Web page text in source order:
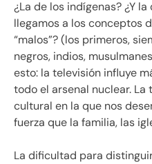
¿La de los indígenas? ¿Y
llegamos a los conceptos
“malos”? (los primeros,
negros, indios,
esto: la televisión influye
todo el arsenal nuclear.
cultural en la que nos
fuerza que la familia, las
La dificultad para